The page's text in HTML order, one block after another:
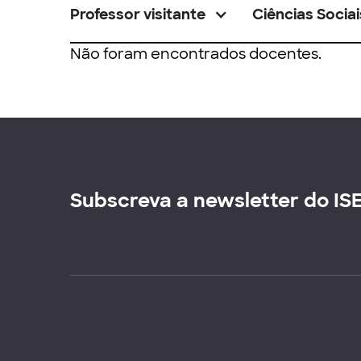
Professor visitante Ciências
Não foram encontrados docentes.
Subscreva a newsletter do